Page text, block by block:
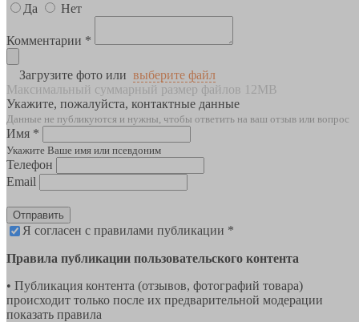
Да
Нет
Комментарии *
Загрузите фото или выберите файл
Максимальный суммарный размер файлов 12MB
Укажите, пожалуйста, контактные данные
Данные не публикуются и нужны, чтобы ответить на ваш отзыв или вопрос
Имя *
Укажите Ваше имя или псевдоним
Телефон
Email
Отправить
Я согласен с правилами публикации *
Правила публикации пользовательского контента
• Публикация контента (отзывов, фотографий товара)
происходит только после их предварительной модерации
показать правила